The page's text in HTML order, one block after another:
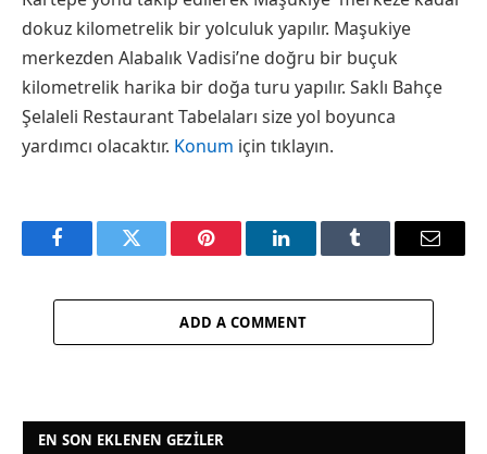
dokuz kilometrelik bir yolculuk yapılır. Maşukiye
merkezden Alabalık Vadisi’ne doğru bir buçuk
kilometrelik harika bir doğa turu yapılır. Saklı Bahçe
Şelaleli Restaurant Tabelaları size yol boyunca
yardımcı olacaktır. Konum için tıklayın.
FacebookTwitter Pinterest LinkedInTumblr Email
ADD A COMMENT
EN SON EKLENEN GEZILER